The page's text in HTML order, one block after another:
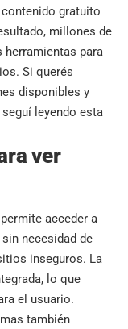
gratuito
millones de
para
Si querés
disponibles y
leyendo esta
ver
permite acceder a
necesidad de
inseguros. La
lo que
el usuario.
también